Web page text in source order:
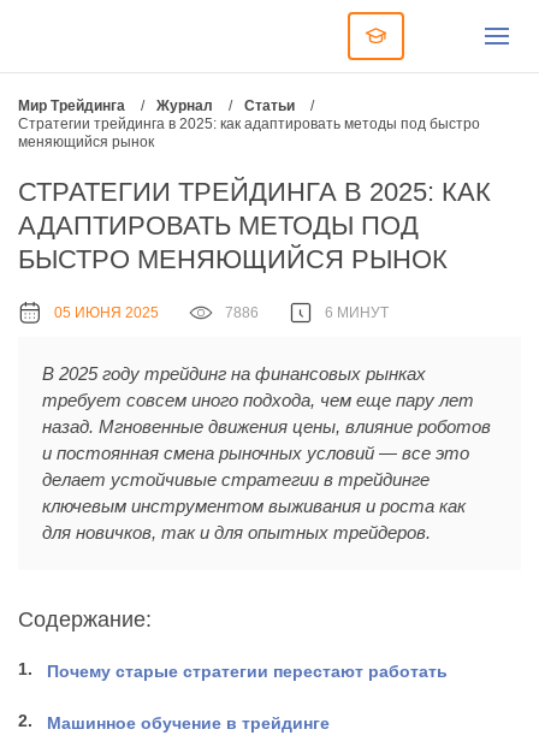
Мир Трейдинга / Журнал / Статьи
/
Стратегии трейдинга в 2025: как адаптировать методы под быстро
меняющийся рынок
СТРАТЕГИИ ТРЕЙДИНГА В 2025: КАК
АДАПТИРОВАТЬ МЕТОДЫ ПОД
БЫСТРО МЕНЯЮЩИЙСЯ РЫНОК
05 ИЮНЯ 2025 7886 6 МИНУТ
В 2025 году трейдинг на финансовых рынках
требует совсем иного подхода, чем еще пару лет
назад. Мгновенные движения цены, влияние роботов
и постоянная смена рыночных условий — все это
делает устойчивые стратегии в трейдинге
ключевым инструментом выживания и роста как
для новичков, так и для опытных трейдеров.
Содержание:
Почему старые стратегии перестают работать
Машинное обучение в трейдинге